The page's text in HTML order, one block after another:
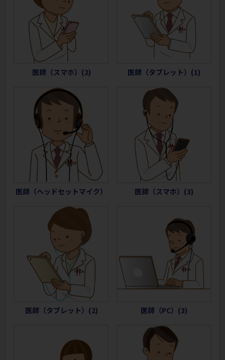
医師（スマホ）(2) 医師（タブレット）(1)
医師（ヘッドセットマイク） 医師（スマホ）(3)
医師（タブレット）(2) 医師（PC）(3)